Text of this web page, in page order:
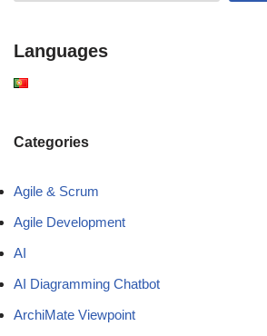
Languages
Categories
Agile & Scrum
Agile Development
AI
AI Diagramming Chatbot
ArchiMate Viewpoint